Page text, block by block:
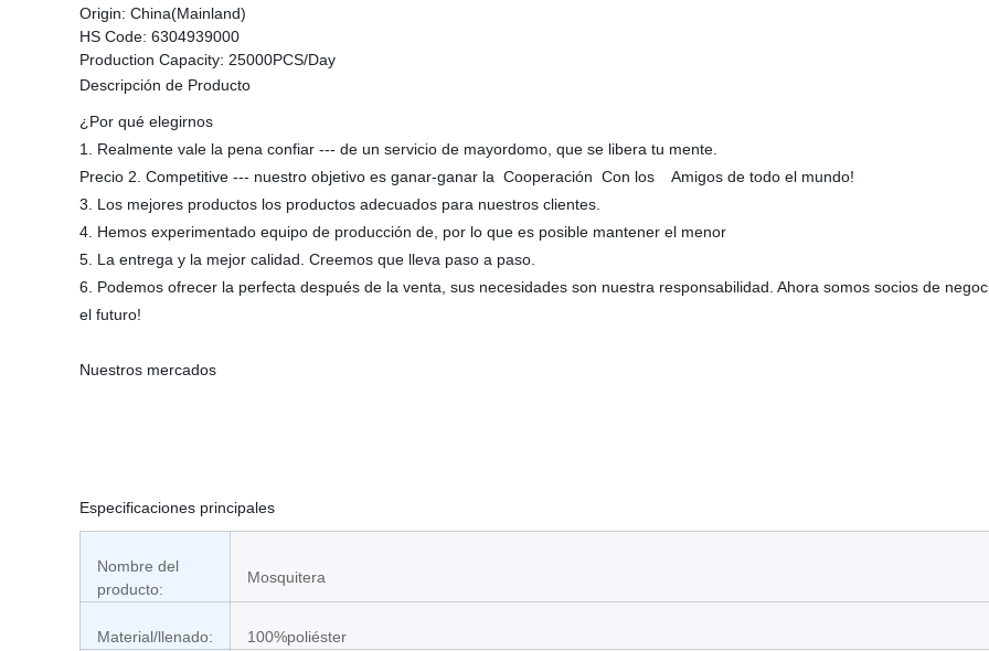
Origin: China(Mainland)
HS Code: 6304939000
Production Capacity: 25000PCS/Day
Descripción de Producto
¿Por qué elegirnos
1. Realmente vale la pena confiar --- de un servicio de mayordomo, que se libera tu mente.
Precio 2. Competitive --- nuestro objetivo es ganar-ganar la Cooperación Con los Amigos de todo el mundo!
3. Los mejores productos los productos adecuados para nuestros clientes.
4. Hemos experimentado equipo de producción de, por lo que es posible mantener el menor
5. La entrega y la mejor calidad. Creemos que lleva paso a paso.
6. Podemos ofrecer la perfecta después de la venta, sus necesidades son nuestra responsabilidad. Ahora somos socios de
el futuro!
Nuestros mercados
Especificaciones principales
Nombre del
producto:
Mosquitera
Material/llenado: 100%poliéster